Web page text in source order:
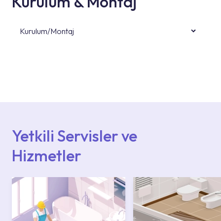
Kurulum/Montaj
Yetkili Servisler ve
Hizmetler